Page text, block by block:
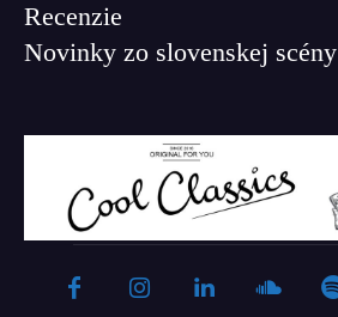
Recenzie
Novinky zo slovenskej scény